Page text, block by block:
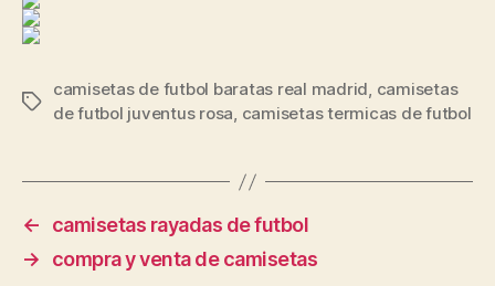
Etiquetas
camisetas de futbol baratas real madrid, camisetas
de futbol juventus rosa, camisetas termicas de futbol
←
camisetas rayadas de futbol
→
compra y venta de camisetas